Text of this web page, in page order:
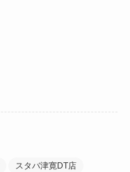
スタバ津寛DT店